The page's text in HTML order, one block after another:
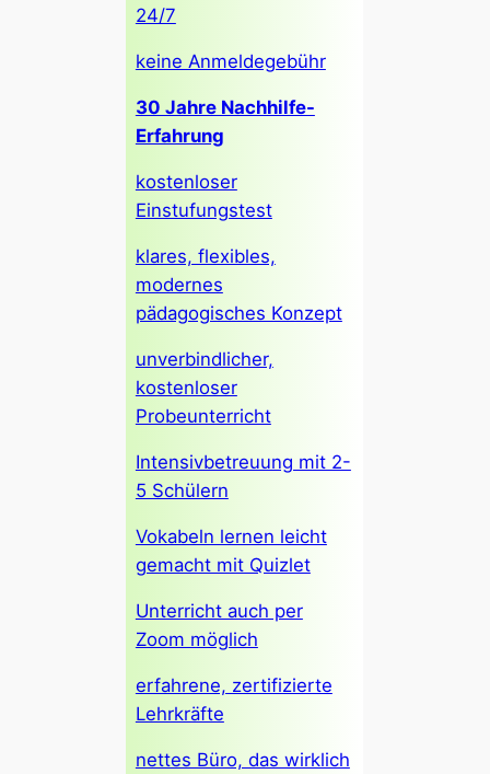
24/7
keine Anmeldegebühr
30 Jahre Nachhilfe-
Erfahrung
kostenloser
Einstufungstest
klares, flexibles,
modernes
pädagogisches Konzept
unverbindlicher,
kostenloser
Probeunterricht
Intensivbetreuung mit 2-
5 Schülern
Vokabeln lernen leicht
gemacht mit Quizlet
Unterricht auch per
Zoom möglich
erfahrene, zertifizierte
Lehrkräfte
nettes Büro, das wirklich